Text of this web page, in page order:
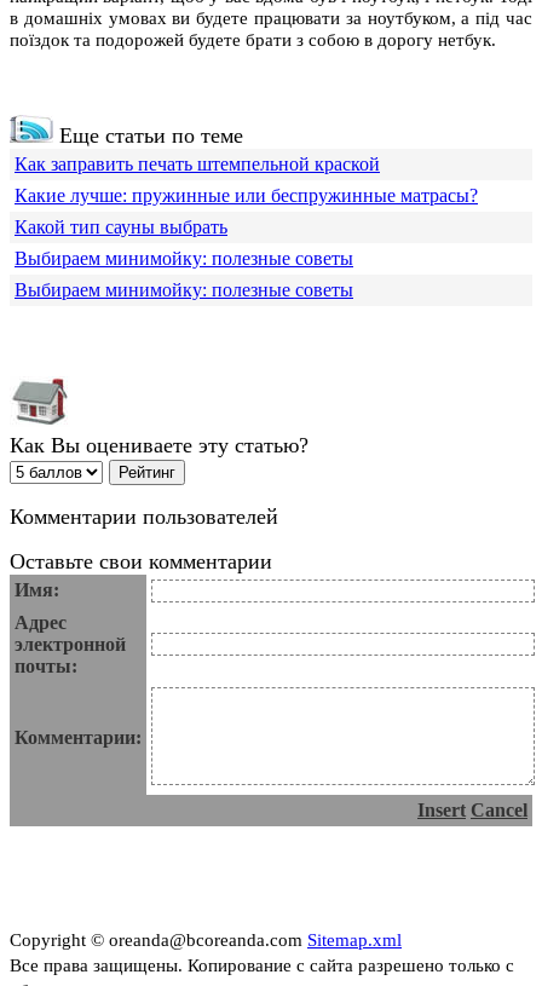
в домашніх умовах ви будете працювати за ноутбуком, а під час
поїздок та подорожей будете брати з собою в дорогу нетбук.
Еще статьи по теме
Как заправить печать штемпельной краской
Какие лучше: пружинные или беспружинные матрасы?
Какой тип сауны выбрать
Выбираем минимойку: полезные советы
Выбираем минимойку: полезные советы
Как Вы оцениваете эту статью?
Комментарии пользователей
Оставьте свои комментарии
Имя:
Адрес
электронной
почты:
Комментарии:
Insert Cancel
Copyright © oreanda@bcoreanda.com Sitemap.xml
Все права защищены. Копирование с сайта разрешено только с